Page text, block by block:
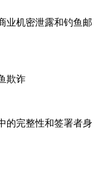
业机密泄露和钓鱼邮
欺诈
的完整性和签署者身